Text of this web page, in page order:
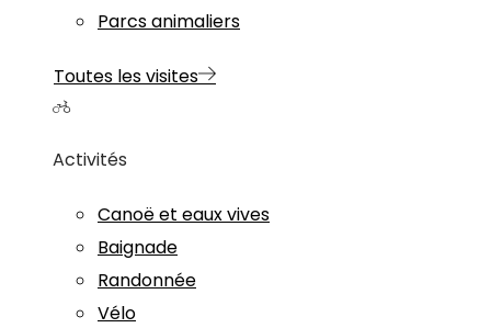
Parcs animaliers
Toutes les visites
Activités
Canoë et eaux vives
Baignade
Randonnée
Vélo